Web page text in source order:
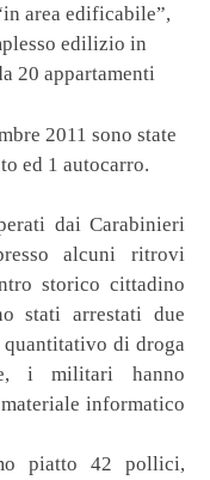
area edificabile”,
edilizio in
20 appartamenti
2011 sono state
ed 1 autocarro.
dai Carabinieri
alcuni ritrovi
storico cittadino
stati arrestati due
di droga
i militari hanno
informatico
piatto 42 pollici,